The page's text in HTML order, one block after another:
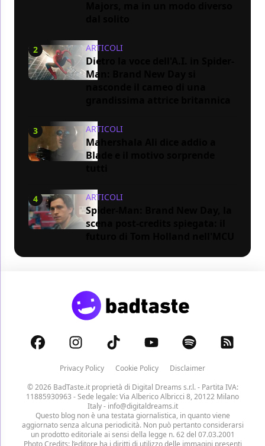
2 ARTICOLI
Dietro la voce dell'A.I. in Spider-
Man: Brand New Day si
3 ARTICOLI
Mahershala Ali dice addio a
Blade e il motivo sorprende
4 ARTICOLI
Spider-Man: Brand New Day, la
scena post-credits spiegata: il
Privacy Policy Cookie Policy
Disclaimer
© 2026 BadTaste.it proprietà di Digital Dreams s.r.l.- Partita IVA:
11885930963 - Sede legale: Via Alberico Albricci 8, 20122 Milano
Italy - info@digitaldreams.it
Questo blog non è una testata giornalistica, in quanto viene
aggiornato senza alcuna periodicità. Non può pertanto considerarsi
un prodotto editoriale ai sensi della legge n. 62 del 07.03.2001
Photo Credits: l’editore ha i diritti di utilizzo delle immagini presenti